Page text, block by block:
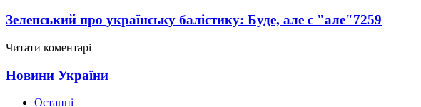
Зеленський про українську балістику: Буде, але є "але"7259
Читати коментарі
Новини України
Останні